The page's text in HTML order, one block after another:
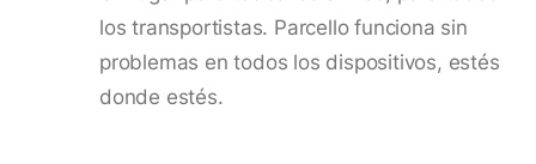
los transportistas. Parcello funciona sin
problemas en todos los dispositivos, estés
donde estés.